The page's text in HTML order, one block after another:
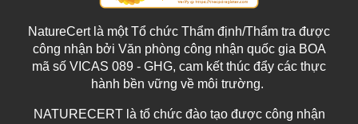
NatureCert là một Tổ chức Thẩm định/Thẩm tra được
công nhận bởi Văn phòng công nhận quốc gia BOA
mã số VICAS 089 - GHG, cam kết thúc đẩy các thực
hành bền vững về môi trường.
NATURECERT là tổ chức đào tạo được công nhận